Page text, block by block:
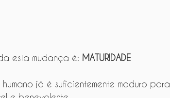
esta mudança é: MATURIDADE
já é suficientemente maduro para